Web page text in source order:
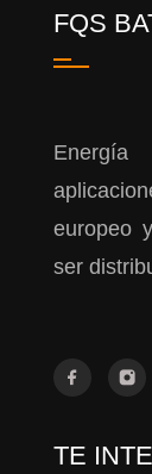
FQS
europeo
ser
TE